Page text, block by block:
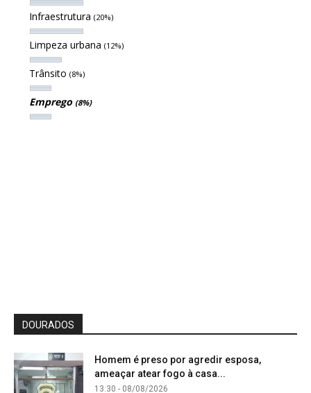
Infraestrutura (20%)
Limpeza urbana (12%)
Trânsito (8%)
Emprego (8%)
DOURADOS
Homem é preso por agredir esposa,
ameaçar atear fogo à casa...
13:30 - 08/08/2026